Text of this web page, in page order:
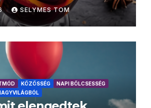
SELYMES TOM
KÖZÖSSÉG
NAPI BÖLCSESSÉG